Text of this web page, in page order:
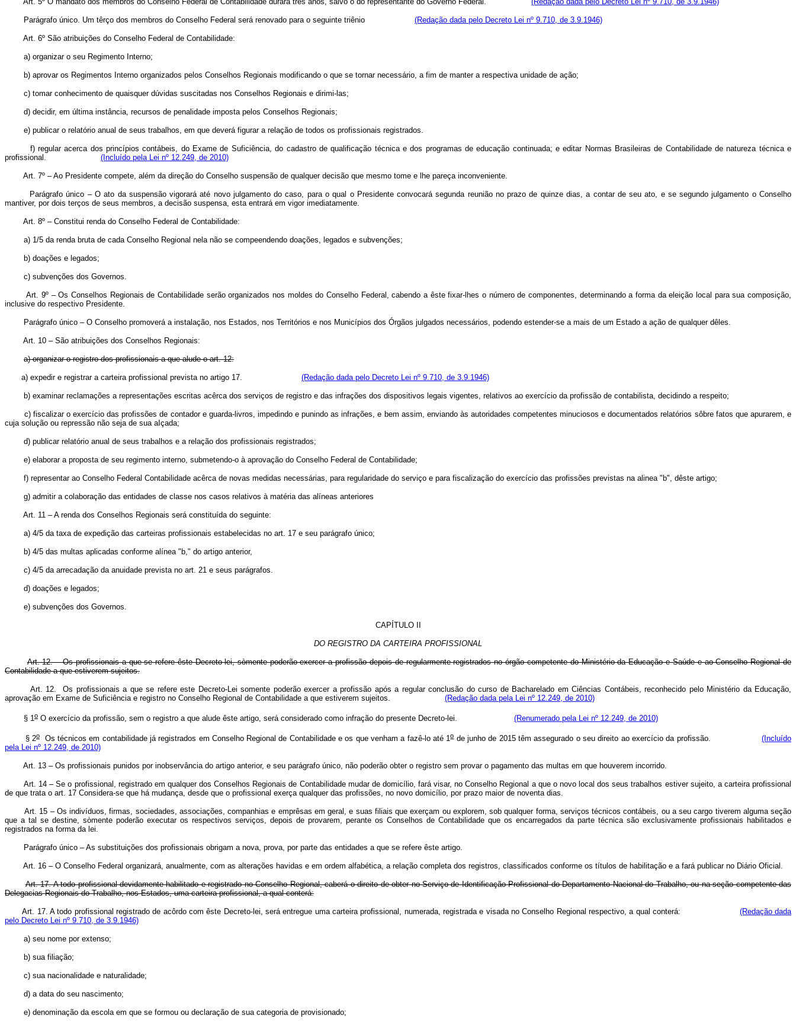
Parágrafo único. Um têrço dos membros do Conselho Federal será renovado para o seguinte triênio (Redação dada pelo Decreto Lei nº 9.710, de 3.9.1946)
Art. 6º São atribuições do Conselho Federal de Contabilidade:
a) organizar o seu Regimento Interno;
b) aprovar os Regimentos Interno organizados pelos Conselhos Regionais modificando o que se tornar necessário, a fim de manter a respectiva unidade de ação;
c) tomar conhecimento de quaisquer dúvidas suscitadas nos Conselhos Regionais e dirimi-las;
d) decidir, em última instância, recursos de penalidade imposta pelos Conselhos Regionais;
e) publicar o relatório anual de seus trabalhos, em que deverá figurar a relação de todos os profissionais registrados.
f) regular acerca dos princípios contábeis, do Exame de Suficiência, do cadastro de qualificação técnica e dos programas de educação continuada; e editar Normas Brasileiras de Contabilidade de natureza técnica e
profissional. (Incluído pela Lei nº 12.249, de 2010)
Art. 7º – Ao Presidente compete, além da direção do Conselho suspensão de qualquer decisão que mesmo tome e lhe pareça inconveniente.
Parágrafo único – O ato da suspensão vigorará até novo julgamento do caso, para o qual o Presidente convocará segunda reunião no prazo de quinze dias, a contar de seu ato, e se segundo julgamento o Conselho
mantiver, por dois terços de seus membros, a decisão suspensa, esta entrará em vigor imediatamente.
Art. 8º – Constitui renda do Conselho Federal de Contabilidade:
a) 1/5 da renda bruta de cada Conselho Regional nela não se compeendendo doações, legados e subvenções;
b) doações e legados;
c) subvenções dos Governos.
Art. 9º – Os Conselhos Regionais de Contabilidade serão organizados nos moldes do Conselho Federal, cabendo a êste fixar-lhes o número de componentes, determinando a forma da eleição local para sua composição,
inclusive do respectivo Presidente.
Parágrafo único – O Conselho promoverá a instalação, nos Estados, nos Territórios e nos Municípios dos Órgãos julgados necessários, podendo estender-se a mais de um Estado a ação de qualquer dêles.
Art. 10 – São atribuições dos Conselhos Regionais:
a) organizar o registro dos profissionais a que alude o art. 12:
a) expedir e registrar a carteira profissional prevista no artigo 17. (Redação dada pelo Decreto Lei nº 9.710, de 3.9.1946)
b) examinar reclamações a representações escritas acêrca dos serviços de registro e das infrações dos dispositivos legais vigentes, relativos ao exercício da profissão de contabilista, decidindo a respeito;
c) fiscalizar o exercício das profissões de contador e guarda-livros, impedindo e punindo as infrações, e bem assim, enviando às autoridades competentes minuciosos e documentados relatórios sôbre fatos que apurarem, e
cuja solução ou repressão não seja de sua aIçada;
d) publicar relatório anual de seus trabalhos e a relação dos profissionais registrados;
e) elaborar a proposta de seu regimento interno, submetendo-o à aprovação do Conselho Federal de Contabilidade;
f) representar ao Conselho Federal Contabilidade acêrca de novas medidas necessárias, para regularidade do serviço e para fiscalização do exercício das profissões previstas na alinea "b", dêste artigo;
g) admitir a colaboração das entidades de classe nos casos relativos à matéria das alíneas anteriores
Art. 11 – A renda dos Conselhos Regionais será constituída do seguinte:
a) 4/5 da taxa de expedição das carteiras profissionais estabelecidas no art. 17 e seu parágrafo único;
b) 4/5 das multas aplicadas conforme alínea "b," do artigo anterior,
c) 4/5 da arrecadação da anuidade prevista no art. 21 e seus parágrafos.
d) doações e legados;
e) subvenções dos Governos.
CAPÍTULO II
DO REGISTRO DA CARTEIRA PROFISSIONAL
Art. 12. – Os profissionais a que se refere êste Decreto-lei, sòmente poderão exercer a profissão depois de regularmente registrados no órgão competente do Ministério da Educação e Saúde e ao Conselho Regional de
Contabilidade a que estiverem sujeitos.
Art. 12. Os profissionais a que se refere este Decreto-Lei somente poderão exercer a profissão após a regular conclusão do curso de Bacharelado em Ciências Contábeis, reconhecido pelo Ministério da Educação,
aprovação em Exame de Suficiência e registro no Conselho Regional de Contabilidade a que estiverem sujeitos. (Redação dada pela Lei nº 12.249, de 2010)
§ 1 o O exercício da profissão, sem o registro a que alude êste artigo, será considerado como infração do presente Decreto-lei. (Renumerado pela Lei nº 12.249, de 2010)
§ 2oOs técnicos em contabilidade já registrados em Conselho Regional de Contabilidade e os que venham a fazê-lo até 1ode junho de 2015 têm assegurado o seu direito ao exercício da profissão.
(Incluído
pela Lei nº 12.249, de 2010)
Art. 13 – Os profissionais punidos por inobservância do artigo anterior, e seu parágrafo único, não poderão obter o registro sem provar o pagamento das multas em que houverem incorrido.
Art. 14 – Se o profissional, registrado em qualquer dos Conselhos Regionais de Contabilidade mudar de domicílio, fará visar, no Conselho Regional a que o novo local dos seus trabalhos estiver sujeito, a carteira profissional
de que trata o art. 17 Considera-se que há mudança, desde que o profissional exerça qualquer das profissões, no novo domicílio, por prazo maior de noventa dias.
Art. 15 – Os indivíduos, firmas, sociedades, associações, companhias e emprêsas em geral, e suas filiais que exerçam ou explorem, sob qualquer forma, serviços técnicos contábeis, ou a seu cargo tiverem alguma seção
que a tal se destine, sòmente poderão executar os respectivos serviços, depois de provarem, perante os Conselhos de Contabilidade que os encarregados da parte técnica são exclusivamente profissionais habilitados e
registrados na forma da lei.
Parágrafo único – As substituições dos profissionais obrigam a nova, prova, por parte das entidades a que se refere êste artigo.
Art. 16 – O Conselho Federal organizará, anualmente, com as alterações havidas e em ordem alfabética, a relação completa dos registros, classificados conforme os títulos de habilitação e a fará publicar no Diário Oficial.
Art. 17. A todo profissional devidamente habilitado e registrado no Conselho Regional, caberá o direito de obter no Serviço de Identificação Profissional do Departamento Nacional do Trabalho, ou na seção competente das
Delegacias Regionais do Trabalho, nos Estados, uma carteira profissional, a qual conterá:
Art. 17. A todo profissional registrado de acôrdo com êste Decreto-lei, será entregue uma carteira profissional, numerada, registrada e visada no Conselho Regional respectivo, a qual conterá: (Redação dada
pelo Decreto Lei nº 9.710, de 3.9.1946)
a) seu nome por extenso;
b) sua filiação;
c) sua nacionalidade e naturalidade;
d) a data do seu nascimento;
e) denominação da escola em que se formou ou declaração de sua categoria de provisionado;